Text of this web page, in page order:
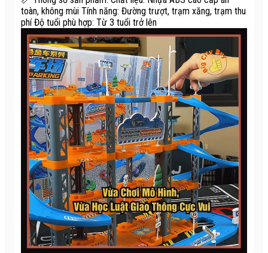
toàn, không mùi Tính năng: Đường trượt, trạm xăng, trạm thu
phí Độ tuổi phù hợp: Từ 3 tuổi trở lên